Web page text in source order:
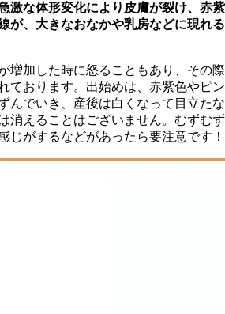
激な体形変化により皮膚が裂け、赤紫
が、大きなおなかや乳房などに現れる
増加した時に怒ることもあり、その際
ております。出始めは、赤紫色やピン
んでいき、産後は白くなって目立たな
消えることはございません。むずむず
じがするなどがあったら要注意です！